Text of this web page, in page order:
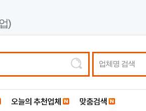
)
업체명 검색
오늘의 추천업체 맞춤검색